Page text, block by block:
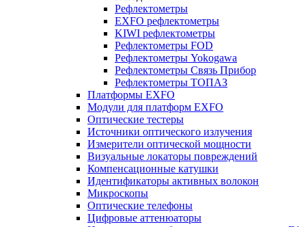
Рефлектометры
EXFO рефлектометры
KIWI рефлектометры
Рефлектометры FOD
Рефлектометры Yokogawa
Рефлектометры Связь Прибор
Рефлектометры ТОПАЗ
Платформы EXFO
Модули для платформ EXFO
Оптические тестеры
Источники оптического излучения
Измерители оптической мощности
Визуальные локаторы повреждений
Компенсационные катушки
Идентификаторы активных волокон
Микроскопы
Оптические телефоны
Цифровые аттенюаторы